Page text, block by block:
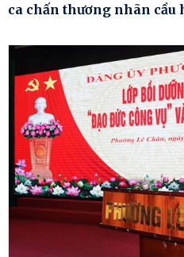
ca chấn thương nhãn cầu